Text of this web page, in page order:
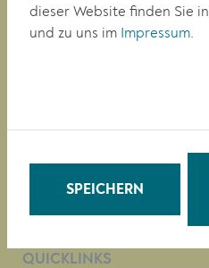
Tel. +43 (0)2732/801-0
Fax +43 (0)2732/801-90 269
LEBEN
QUICKLINKS
dieser Website finden Sie
und zu uns im Impressum.
SPEICHERN